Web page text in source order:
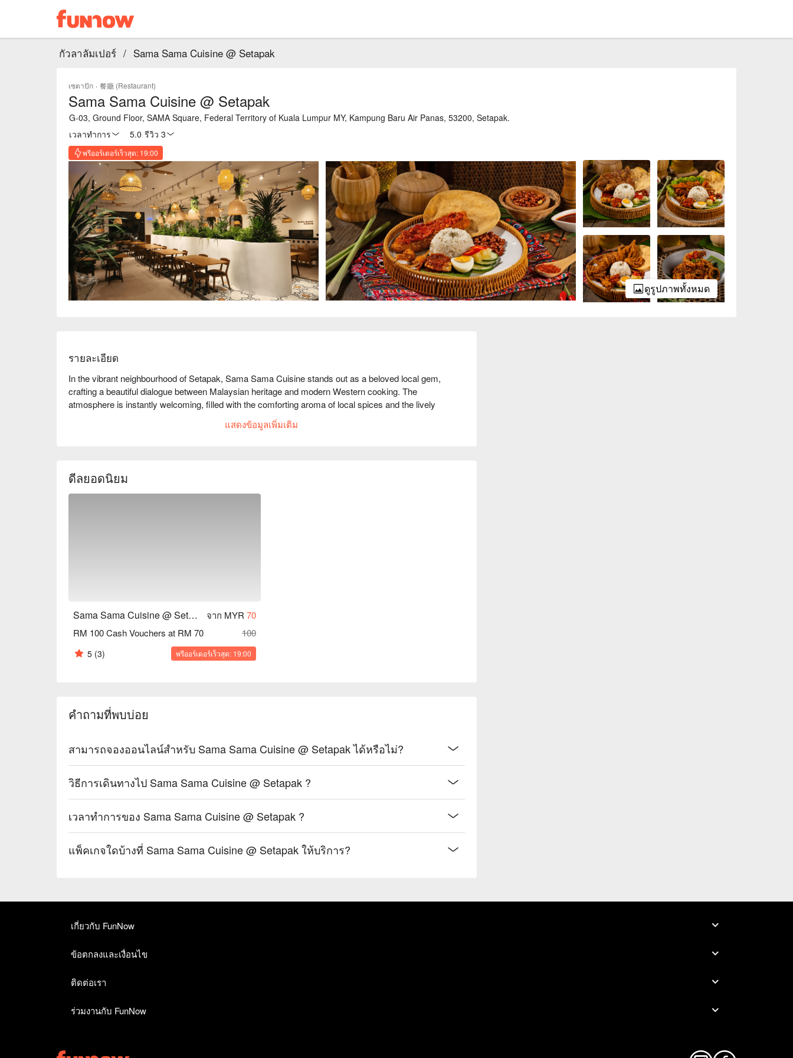
กัวลาลัมเปอร์ / Sama Sama Cuisine @ Setapak
เซตาปัก · 餐廳 (Restaurant)
Sama Sama Cuisine @ Setapak
G-03, Ground Floor, SAMA Square, Federal Territory of Kuala Lumpur MY, Kampung Baru Air Panas, 53200, Setapak.
เวลาทำการ
5.0 รีวิว 3
พรีออร์เดอร์เร็วสุด: 19:00
ดูรูปภาพทั้งหมด
รายละเอียด
In the vibrant neighbourhood of Setapak, Sama Sama Cuisine stands out as a beloved local gem,
crafting a beautiful dialogue between Malaysian heritage and modern Western cooking. The
atmosphere is instantly welcoming, filled with the comforting aroma of local spices and the lively
chatter of happy diners. It’s a place where friends and families gather, drawn by the promise of
innovative fusion dishes served with genuine warmth. This must-visit spot offers a dining experience
The heart of the experience is their playful menu, where classic comfort meets creative flair. Think
rich, fragrant Lemak Rice reimagined with a contemporary touch, or fusion pastas that sing with the
・Salted Egg Butter Chicken Rice Bowl | Crispy chicken bites coated in a creamy, savoury salted
egg yolk sauce over fluffy rice.
🥤 Signature Sips
・Pandan Gula Melaka Latte | A fragrant twist on the classic latte, sweetened with local palm sugar.
⭐ Google Rating: 4.6 from 1500 reviews
Perfect for casual weeknight dinners, weekend family meals, or celebratory catch-ups with friends.
แสดงข้อมูลเพิ่มเติม
ดีลยอดนิยม
Sama Sama Cuisine @ Setapak จาก MYR 70
RM 100 Cash Vouchers at RM 70
100
5 (3) พรีออร์เดอร์เร็วสุด: 19:00
คำถามที่พบบ่อย
สามารถจองออนไลน์สำหรับ Sama Sama Cuisine @ Setapak ได้หรือไม่?
วิธีการเดินทางไป Sama Sama Cuisine @ Setapak ?
เวลาทำการของ Sama Sama Cuisine @ Setapak ?
แพ็คเกจใดบ้างที่ Sama Sama Cuisine @ Setapak ให้บริการ?
เกี่ยวกับ FunNow
ข้อตกลงและเงื่อนไข
ติดต่อเรา
ร่วมงานกับ FunNow